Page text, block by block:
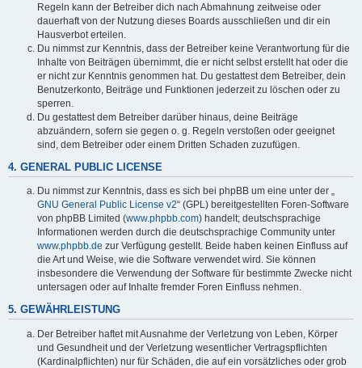
Regeln kann der Betreiber dich nach Abmahnung zeitweise oder
dauerhaft von der Nutzung dieses Boards ausschließen und dir ein
Hausverbot erteilen.
Du nimmst zur Kenntnis, dass der Betreiber keine Verantwortung für die
Inhalte von Beiträgen übernimmt, die er nicht selbst erstellt hat oder die
er nicht zur Kenntnis genommen hat. Du gestattest dem Betreiber, dein
Benutzerkonto, Beiträge und Funktionen jederzeit zu löschen oder zu
sperren.
Du gestattest dem Betreiber darüber hinaus, deine Beiträge
abzuändern, sofern sie gegen o. g. Regeln verstoßen oder geeignet
sind, dem Betreiber oder einem Dritten Schaden zuzufügen.
4. GENERAL PUBLIC LICENSE
Du nimmst zur Kenntnis, dass es sich bei phpBB um eine unter der „
GNU General Public License v2“ (GPL) bereitgestellten Foren-Software
von phpBB Limited (www.phpbb.com) handelt; deutschsprachige
Informationen werden durch die deutschsprachige Community unter
www.phpbb.de zur Verfügung gestellt. Beide haben keinen Einfluss auf
die Art und Weise, wie die Software verwendet wird. Sie können
insbesondere die Verwendung der Software für bestimmte Zwecke nicht
untersagen oder auf Inhalte fremder Foren Einfluss nehmen.
5. GEWÄHRLEISTUNG
Der Betreiber haftet mit Ausnahme der Verletzung von Leben, Körper
und Gesundheit und der Verletzung wesentlicher Vertragspflichten
(Kardinalpflichten) nur für Schäden, die auf ein vorsätzliches oder grob